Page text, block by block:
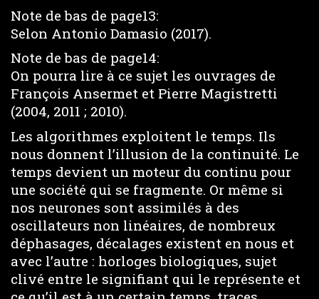
Note de bas de page13:
Selon Antonio Damasio (2017).
Note de bas de page14:
On pourra lire à ce sujet les ouvrages de
François Ansermet et Pierre Magistretti
(2004, 2011 ; 2010).
Les algorithmes exploitent le temps. Ils
nous donnent l’illusion de la continuité. Le
temps devient un moteur du continu pour
une société qui se fragmente. Or même si
nos neurones sont assimilés à des
oscillateurs non linéaires, de nombreux
déphasages, décalages existent en nous et
avec l’autre : horloges biologiques, sujet
clivé entre le signifiant qui le représente et